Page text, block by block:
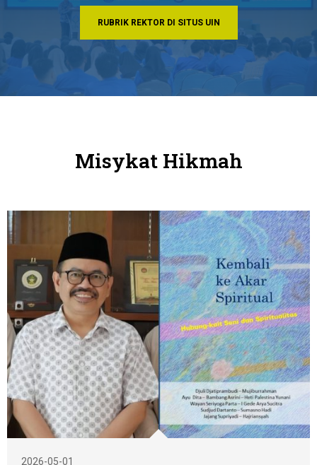
RUBRIK REKTOR DI SITUS UIN
Misykat Hikmah
2026-05-01